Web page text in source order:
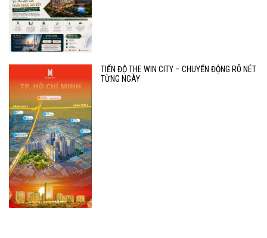
TIẾN ĐỘ THE WIN CITY – CHUYỂN ĐỘNG RÕ NÉT
TỪNG NGÀY